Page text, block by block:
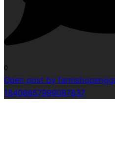
0
Open post by
18406657999087837